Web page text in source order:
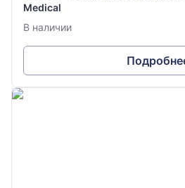
Medical
В наличии